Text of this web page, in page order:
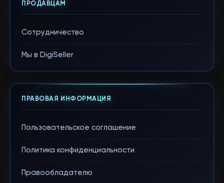
ПРОДАВЦАМ
Сотрудничество
Мы в DigiSeller
ПРАВОВАЯ ИНФОРМАЦИЯ
Пользовательское соглашение
Политика конфиденциальности
Правообладателю